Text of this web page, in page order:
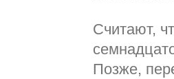
Считают,
Позже,